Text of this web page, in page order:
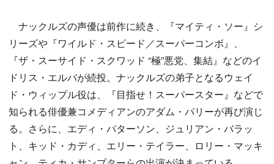
ナックルズの声優は前作に続き、『マイティ・ソー』シ
リーズや『ワイルド・スピード／スーパーコンボ』、
『ザ・スーサイド・スクワッド “極”悪党、集結』などのイ
ドリス・エルバが続投。ナックルズの弟子となるウェイ
ド・ウィップル役は、『目指せ！スーパースター』などで
知られる俳優兼コメディアンのアダム・パリーが再び演じ
る。さらに、エディ・パターソン、ジュリアン・バラッ
ト、キッド・カディ、エリー・テイラー、ロリー・マッキ